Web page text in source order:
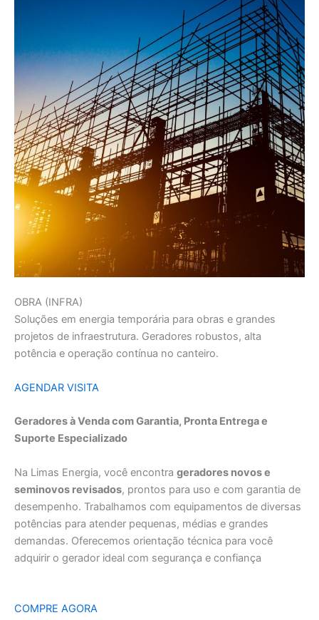
OBRA (INFRA)
Soluções em energia temporária para obras e grandes
projetos de infraestrutura. Geradores robustos, alta
potência e operação contínua no canteiro.
AGENDAR VISITA
Geradores à Venda com Garantia, Pronta Entrega e
Suporte Especializado
Na Limas Energia, você encontra geradores novos e
seminovos revisados, prontos para uso e com garantia de
desempenho. Trabalhamos com equipamentos de diversas
potências para atender pequenas, médias e grandes
demandas. Oferecemos orientação técnica para você
adquirir o gerador ideal com segurança e confiança
COMPRE AGORA